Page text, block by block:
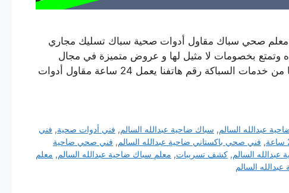
معلم صحي سباك مقاول أدوات صحية سباك تسليك مجاري
وتمتع بخصومات لا مثيل لها و عروض متميزة في مجال
تركيب المضخات و السخانات و الفلاتر و غيرها من خدمات السباكة رقم هاتفنا يعمل 24 ساعة مقاول أدوات
عبدالله السالم, سباك ضاحية عبدالله السالم, فني أدوات صحية, فني
, فني صحي باكستاني ضاحية عبدالله السالم, فني صحي ضاحية
السالم, كشف تسريبات, معلم سباك ضاحية عبدالله السالم, معلم
السالم